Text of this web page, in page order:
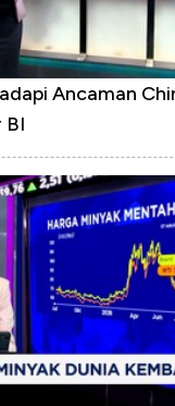
Ancaman
BI